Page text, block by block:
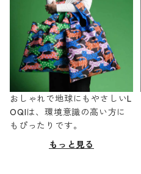
おしゃれで地球にもやさしいL
OQIは、環境意識の高い方に
もぴったりです。
もっと見る